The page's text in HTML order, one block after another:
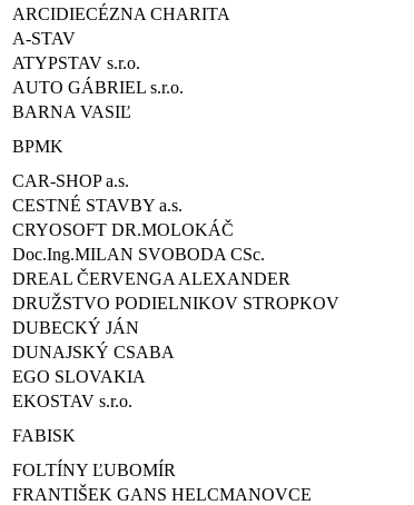
ARCIDIECÉZNA CHARITA
A-STAV
ATYPSTAV s.r.o.
AUTO GÁBRIEL s.r.o.
BARNA VASIĽ
BPMK
CAR-SHOP a.s.
CESTNÉ STAVBY a.s.
CRYOSOFT DR.MOLOKÁČ
Doc.Ing.MILAN SVOBODA CSc.
DREAL ČERVENGA ALEXANDER
DRUŽSTVO PODIELNIKOV STROPKOV
DUBECKÝ JÁN
DUNAJSKÝ CSABA
EGO SLOVAKIA
EKOSTAV s.r.o.
FABISK
FOLTÍNY ĽUBOMÍR
FRANTIŠEK GANS HELCMANOVCE